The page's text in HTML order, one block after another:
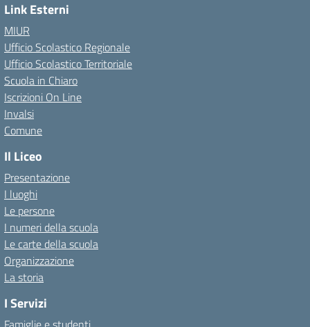
Link Esterni
MIUR
Ufficio Scolastico Regionale
Ufficio Scolastico Territoriale
Scuola in Chiaro
Iscrizioni On Line
Invalsi
Comune
Il Liceo
Presentazione
I luoghi
Le persone
I numeri della scuola
Le carte della scuola
Organizzazione
La storia
I Servizi